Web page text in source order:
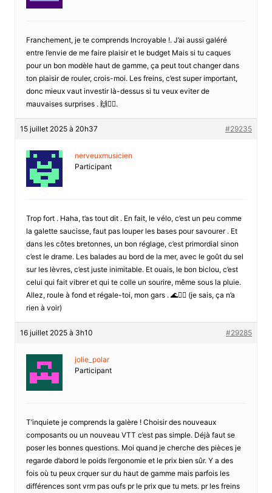
Franchement, je te comprends Incroyable !. J’ai aussi galéré
entre l’envie de me faire plaisir et le budget Mais si tu caques
pour un bon modèle haut de gamme, ça peut tout changer dans
ton plaisir de rouler, crois-moi. Les freins, c’est super important,
donc mieux vaut investir là-dessus si tu veux eviter de
mauvaises surprises . 🙌🚴‍♀️.
15 juillet 2025 à 20h37 #29235
nerveuxmusicien
Participant
Trop fort . Haha, t’as tout dit . En fait, le vélo, c’est un peu comme
la galette saucisse, faut pas louper les bases pour savourer . Et
dans les côtes bretonnes, un bon réglage, c’est primordial sinon
c’est le drame. Les balades au bord de la mer, avec le goût du sel
sur les lèvres, c’est juste inimitable. Et ouais, le bon biclou, c’est
celui qui fait vibrer et qui te colle un sourire, même sous la pluie.
Allez, roule à fond et régale-toi, mon gars . 🌊🚴‍♂️ (je sais, ça n’a
rien à voir)
16 juillet 2025 à 3h10 #29285
jolie_polar
Participant
T’inquiete je comprends la galère ! Choisir des nouveaux
composants ou un nouveau VTT c’est pas simple. Déjà faut se
poser les bonnes questions. Moi quand je cherche des pièces je
regarde d’abord le poids l’ergonomie et le prix bien sûr. Y a des
fois où tu peux crquer sur du haut de gamme mais parfois les
différences sont vrm pas oufs pr le prix que tu mets. pr les freins